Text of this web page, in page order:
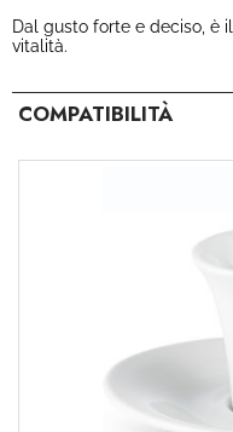
Dal gusto forte e deciso, è
vitalità.
COMPATIBILITÀ